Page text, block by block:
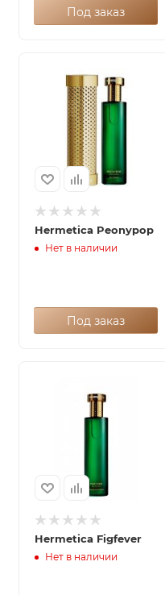
Под заказ
Hermetica Peonypop
Нет в наличии
Под заказ
Hermetica Figfever
Нет в наличии